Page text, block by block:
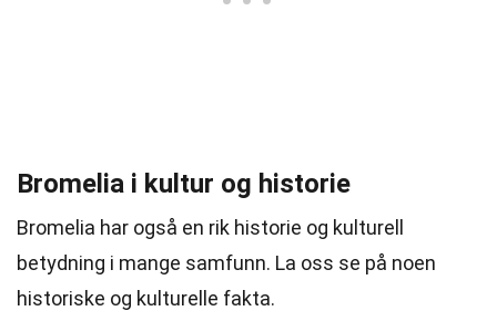
Bromelia i kultur og historie
Bromelia har også en rik historie og kulturell
betydning i mange samfunn. La oss se på noen
historiske og kulturelle fakta.